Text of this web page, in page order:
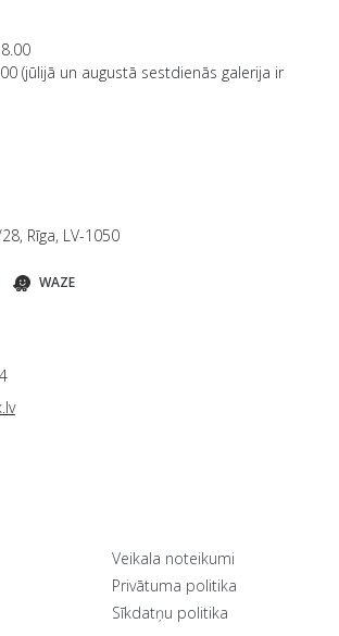
(jūlijā un augustā sestdienās galerija ir
Rīga, LV-1050
WAZE
Veikala noteikumi
Privātuma politika
Sīkdatņu politika